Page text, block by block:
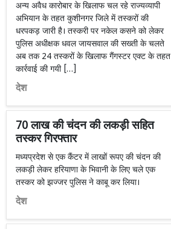
अन्य अवैध कारोबार के खिलाफ चल रहे राज्यव्यापी
अभियान के तहत कुशीनगर जिले में तस्करों की
धरपकड़ जारी है। तस्करी पर नकेल कसने को लेकर
पुलिस अधीक्षक धवल जायसवाल की सख्ती के चलते
अब तक 24 तस्करों के खिलाफ गैंगस्टर एक्ट के तहत
कार्रवाई की गयी […]
देश
70 लाख की चंदन की लकड़ी सहित
तस्कर गिरफ्तार
मध्यप्रदेश से एक कैंटर में लाखों रूपए की चंदन की
लकड़ी लेकर हरियाणा के भिवानी के लिए चले एक
तस्कर को झज्जर पुलिस ने काबू कर लिया।
देश